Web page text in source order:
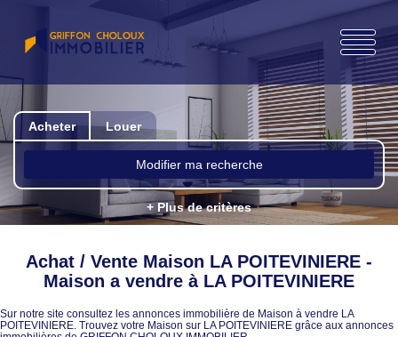
Acheter Louer
Modifier ma recherche
+ Plus de critères
Achat / Vente Maison LA POITEVINIERE -
Maison a vendre à LA POITEVINIERE
Sur notre site consultez les annonces immobilière de Maison à vendre LA
POITEVINIERE. Trouvez votre Maison sur LA POITEVINIERE grâce aux annonces